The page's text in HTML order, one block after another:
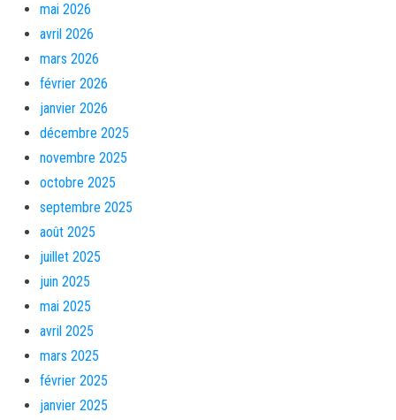
mai 2026
avril 2026
mars 2026
février 2026
janvier 2026
décembre 2025
novembre 2025
octobre 2025
septembre 2025
août 2025
juillet 2025
juin 2025
mai 2025
avril 2025
mars 2025
février 2025
janvier 2025